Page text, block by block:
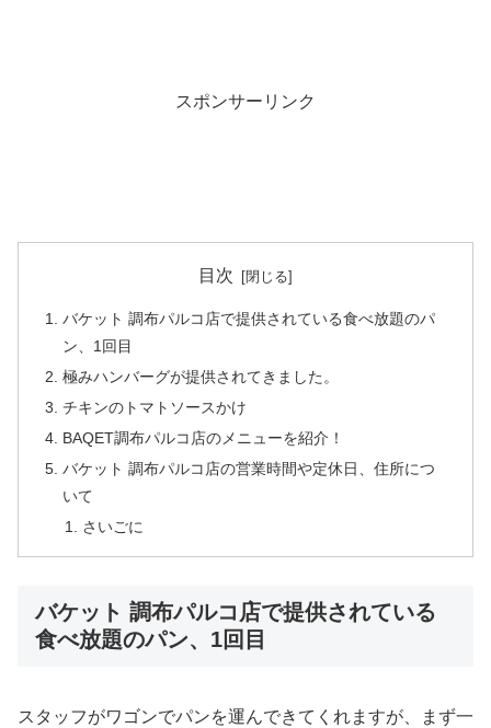
スポンサーリンク
目次
バケット 調布パルコ店で提供されている食べ放題のパ
ン、1回目
極みハンバーグが提供されてきました。
チキンのトマトソースかけ
BAQET調布パルコ店のメニューを紹介！
バケット 調布パルコ店の営業時間や定休日、住所につ
いて
さいごに
バケット 調布パルコ店で提供されている
食べ放題のパン、1回目
スタッフがワゴンでパンを運んできてくれますが、まず一